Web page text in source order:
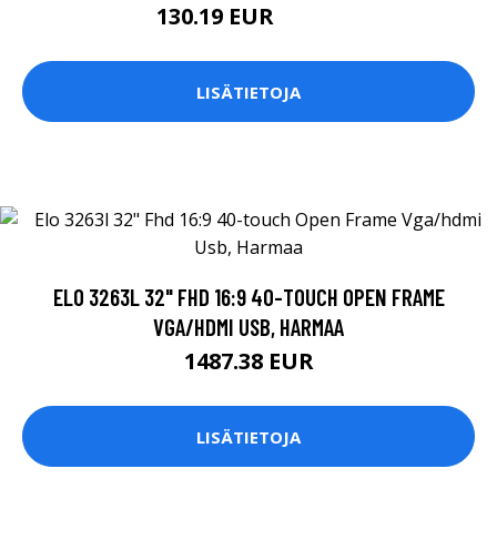
130.19 EUR
LISÄTIETOJA
ELO 3263L 32" FHD 16:9 40-TOUCH OPEN FRAME
VGA/HDMI USB, HARMAA
1487.38 EUR
LISÄTIETOJA